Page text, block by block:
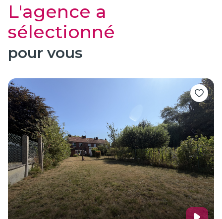
L'agence a
sélectionné
pour vous